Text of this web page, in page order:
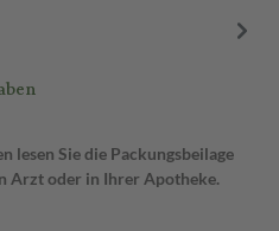
lesen Sie die Packungsbeilage
Arzt oder in Ihrer Apotheke.